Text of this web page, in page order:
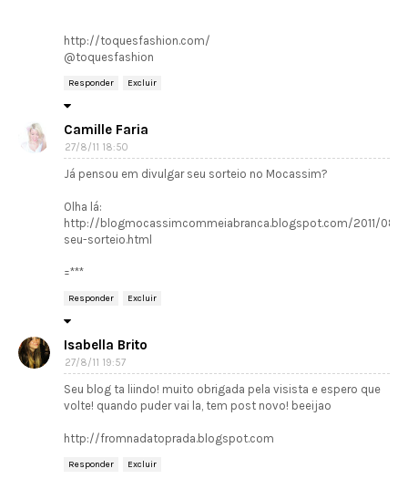
http://toquesfashion.com/
@toquesfashion
Responder Excluir
Camille Faria
27/8/11 18:50
Já pensou em divulgar seu sorteio no Mocassim?
Olha lá:
http://blogmocassimcommeiabranca.blogspot.com/2011/08/
seu-sorteio.html
=***
Responder Excluir
Isabella Brito
27/8/11 19:57
Seu blog ta liindo! muito obrigada pela visista e espero que
volte! quando puder vai la, tem post novo! beeijao
http://fromnadatoprada.blogspot.com
Responder Excluir